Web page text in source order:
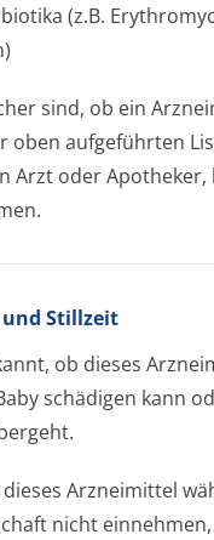
(z.B.
sind, ob ein
oben aufgeführten
Arzt oder Apotheker,
Stillzeit
ob dieses
schädigen kann
dieses Arzneimittel
nicht